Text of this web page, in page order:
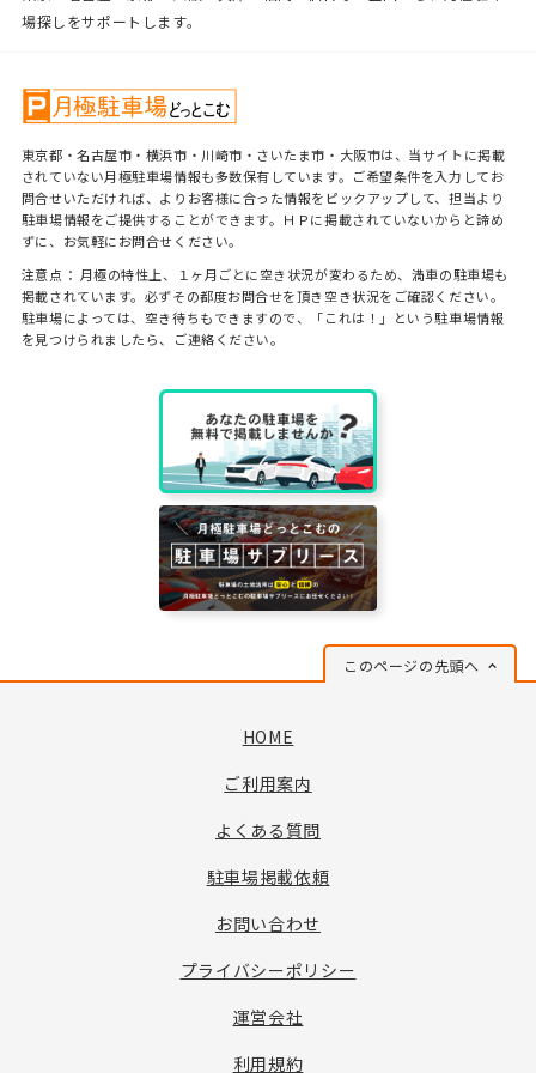
場探しをサポートします。
東京都・名古屋市・横浜市・川崎市・さいたま市・大阪市は、当サイトに掲載
されていない月極駐車場情報も多数保有しています。ご希望条件を入力してお
問合せいただければ、よりお客様に合った情報をピックアップして、担当より
駐車場情報をご提供することができます。ＨＰに掲載されていないからと諦め
ずに、お気軽にお問合せください。
注意点： 月極の特性上、１ヶ月ごとに空き状況が変わるため、満車の駐車場も
掲載されています。必ずその都度お問合せを頂き空き状況をご確認ください。
駐車場によっては、空き待ちもできますので、「これは！」という駐車場情報
を見つけられましたら、ご連絡ください。
このページの先頭へ
HOME
ご利用案内
よくある質問
駐車場掲載依頼
お問い合わせ
プライバシーポリシー
運営会社
利用規約